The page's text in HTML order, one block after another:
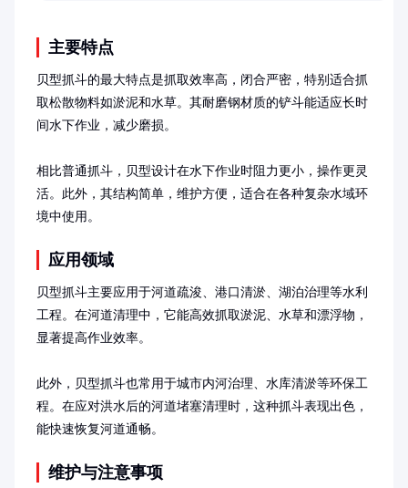
主要特点
贝型抓斗的最大特点是抓取效率高，闭合严密，特别适合抓
取松散物料如淤泥和水草。其耐磨钢材质的铲斗能适应长时
间水下作业，减少磨损。
相比普通抓斗，贝型设计在水下作业时阻力更小，操作更灵
活。此外，其结构简单，维护方便，适合在各种复杂水域环
境中使用。
应用领域
贝型抓斗主要应用于河道疏浚、港口清淤、湖泊治理等水利
工程。在河道清理中，它能高效抓取淤泥、水草和漂浮物，
显著提高作业效率。
此外，贝型抓斗也常用于城市内河治理、水库清淤等环保工
程。在应对洪水后的河道堵塞清理时，这种抓斗表现出色，
能快速恢复河道通畅。
维护与注意事项